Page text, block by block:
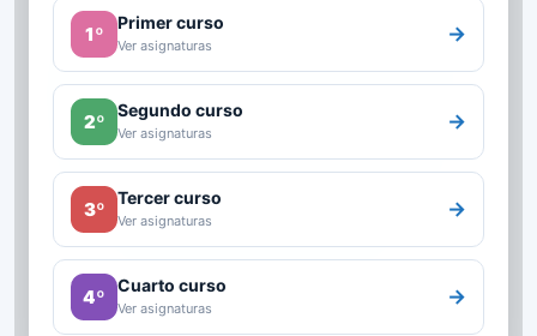
1º Primer curso
Ver asignaturas →
2º Segundo curso
Ver asignaturas →
3º Tercer curso
Ver asignaturas →
4º Cuarto curso
Ver asignaturas →